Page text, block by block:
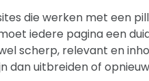
die werken met een
iedere pagina een
scherp, relevant en
dan uitbreiden of